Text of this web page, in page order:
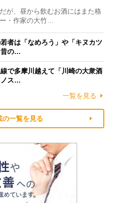
が、昼から飲むお酒にはまた格
・作家の大竹…
者は「なめろう」や「キヌカツ
昔の…
で多摩川越えて「川崎の大衆酒
ノス…
一覧を見る
の一覧を見る